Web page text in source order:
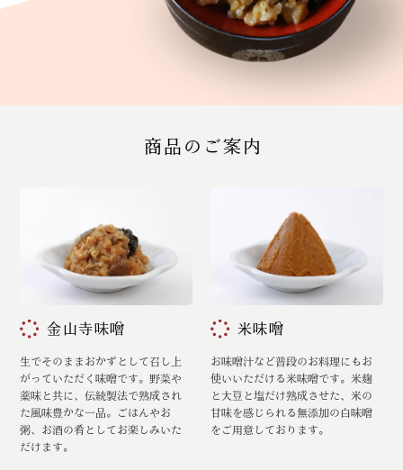
商品のご案内
金山寺味噌
生でそのままおかずとして召し上
がっていただく味噌です。野菜や
薬味と共に、伝統製法で熟成され
た風味豊かな一品。ごはんやお
粥、お酒の肴としてお楽しみいた
だけます。
米味噌
お味噌汁など普段のお料理にもお
使いいただける米味噌です。米麹
と大豆と塩だけ熟成させた、米の
甘味を感じられる無添加の白味噌
をご用意しております。